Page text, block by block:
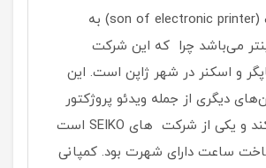
اپسون مخفف (son of electronic printer) به
می‌باشد چرا که این شرکت
و اسکنر در شهر ژاپن است. این
دیگری از جمله ویدئو پروژکتور
نیز تولید می‌کند و یکی از شرکت های SEIKO است
ساعت دارای شهرت بود. کمپانی